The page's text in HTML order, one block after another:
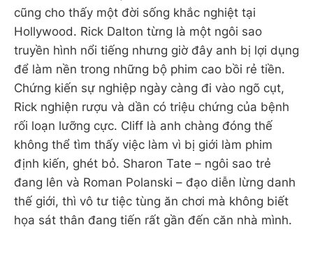
cũng cho thấy một đời sống khắc nghiệt tại
Hollywood. Rick Dalton từng là một ngôi sao
truyền hình nổi tiếng nhưng giờ đây anh bị lợi dụng
để làm nền trong những bộ phim cao bồi rẻ tiền.
Chứng kiến sự nghiệp ngày càng đi vào ngõ cụt,
Rick nghiện rượu và dần có triệu chứng của bệnh
rối loạn lưỡng cực. Cliff là anh chàng đóng thế
không thể tìm thấy việc làm vì bị giới làm phim
định kiến, ghét bỏ. Sharon Tate – ngôi sao trẻ
đang lên và Roman Polanski – đạo diễn lừng danh
thế giới, thì vô tư tiệc tùng ăn chơi mà không biết
họa sát thân đang tiến rất gần đến căn nhà mình.